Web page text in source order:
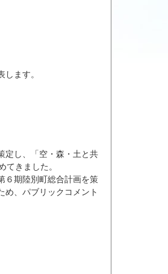
ます。
定し、「空・森・土と共
きました。
６期陸別町総合計画を策
め、パブリックコメント